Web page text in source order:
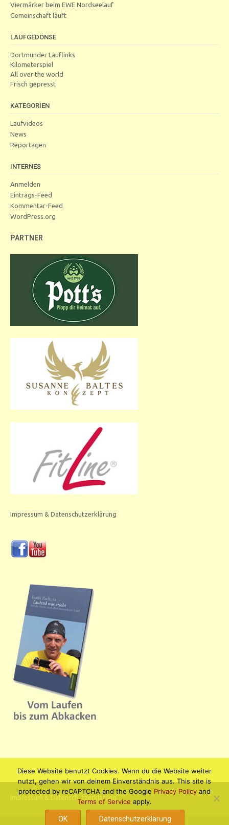
Viermärker beim EWE Nordseelauf
Gemeinschaft läuft
LAUFGEDÖNSE
Dortmunder Lauflinks
Kilometerspiel
All over the world
Frisch gepresst
KATEGORIEN
Laufvideos
News
Reportagen
INTERNES
Anmelden
Eintrags-Feed
Kommentar-Feed
WordPress.org
PARTNER
Impressum & Datenschutzerklärung
Impressum & Datenschutzerklärung
Diese Website benutzt Cookies. Wenn du die Website weiter
nutzt, gehen wir von deinem Einverständnis aus. This site is
protected by reCAPTCHA and the Google Privacy Policy and
Terms of Service apply.
OK Datenschutzerklärung